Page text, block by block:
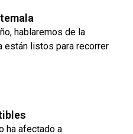
hablaremos de la
están listos para recorrer
ha afectado a